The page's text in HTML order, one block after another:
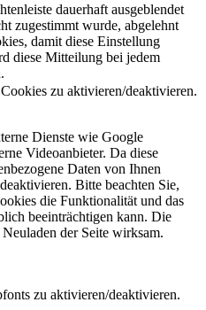
dauerhaft ausgeblendet
zugestimmt wurde, abgelehnt
damit diese Einstellung
diese Mitteilung bei jedem
zu aktivieren/deaktivieren.
Dienste wie Google
Videoanbieter. Da diese
Daten von Ihnen
Bitte beachten Sie,
die Funktionalität und das
beeinträchtigen kann. Die
der Seite wirksam.
zu aktivieren/deaktivieren.